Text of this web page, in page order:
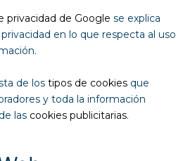
privacidad de Google se explica
en lo que respecta al uso
de los tipos de cookies que
y toda la información
las cookies publicitarias.